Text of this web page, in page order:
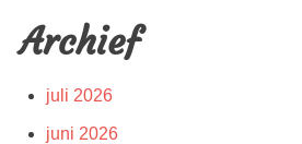
Archief
juli 2026
juni 2026